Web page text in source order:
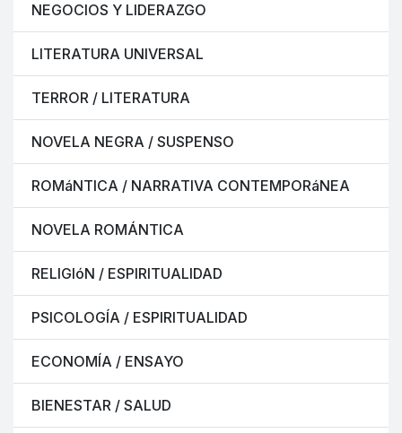
NEGOCIOS Y LIDERAZGO
LITERATURA UNIVERSAL
TERROR / LITERATURA
NOVELA NEGRA / SUSPENSO
ROMáNTICA / NARRATIVA CONTEMPORáNEA
NOVELA ROMÁNTICA
RELIGIóN / ESPIRITUALIDAD
PSICOLOGÍA / ESPIRITUALIDAD
ECONOMÍA / ENSAYO
BIENESTAR / SALUD